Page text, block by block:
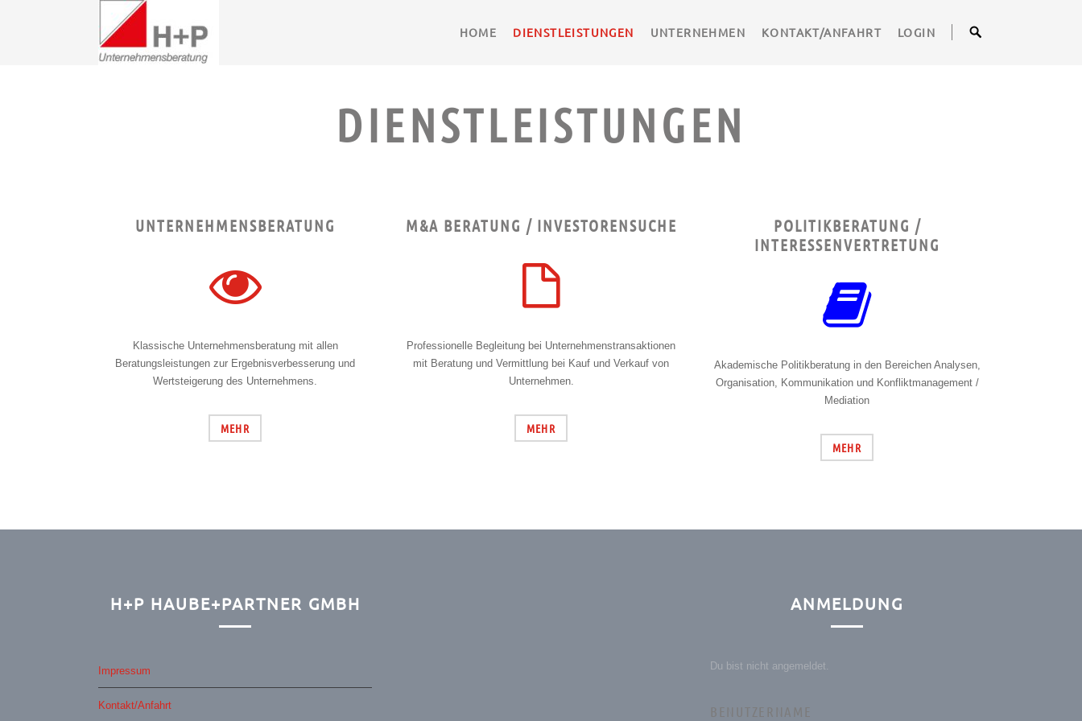
HOME DIENSTLEISTUNGEN UNTERNEHMEN KONTAKT/ANFAHRT LOGIN
DIENSTLEISTUNGEN
UNTERNEHMENSBERATUNG
Klassische Unternehmensberatung mit allen
Beratungsleistungen zur Ergebnisverbesserung und
Wertsteigerung des Unternehmens.
MEHR
M&A BERATUNG / INVESTORENSUCHE
Professionelle Begleitung bei Unternehmenstransaktionen
mit Beratung und Vermittlung bei Kauf und Verkauf von
Unternehmen.
MEHR
POLITIKBERATUNG /
INTERESSENVERTRETUNG
Akademische Politikberatung in den Bereichen Analysen,
Organisation, Kommunikation und Konfliktmanagement /
Mediation
MEHR
H+P HAUBE+PARTNER GMBH
Impressum
Kontakt/Anfahrt
ANMELDUNG
Du bist nicht angemeldet.
BENUTZERNAME